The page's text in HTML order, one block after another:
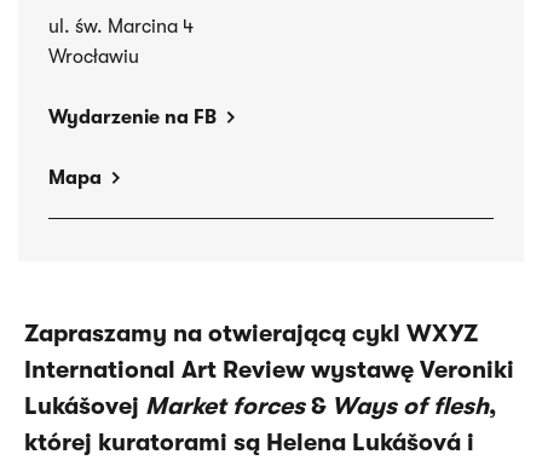
ul. św. Marcina 4
Wrocławiu
Wydarzenie na FB
Mapa
Zapraszamy na otwierającą cykl WXYZ
International Art Review wystawę Veroniki
Lukášovej Market forces& Ways of flesh,
której kuratorami są Helena Lukášová i